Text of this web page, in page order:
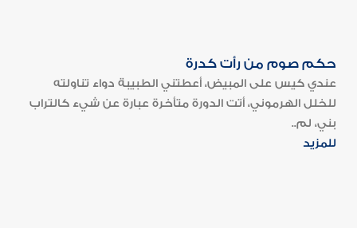
حكم صوم من رأت كدرة
عندي كيس على المبيض، أعطتني الطبيبة دواء تناولته
للخلل الهرموني، أتت الدورة متأخرة عبارة عن شيء كالتراب
بني، لم..
للمزيد